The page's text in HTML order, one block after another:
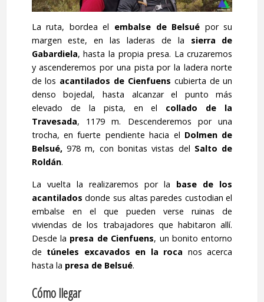
La ruta, bordea el embalse de Belsué por su
margen este, en las laderas de la sierra de
Gabardiela, hasta la propia presa. La cruzaremos
y ascenderemos por una pista por la ladera norte
de los acantilados de Cienfuens cubierta de un
denso bojedal, hasta alcanzar el punto más
elevado de la pista, en el collado de la
Travesada, 1179 m. Descenderemos por una
trocha, en fuerte pendiente hacia el Dolmen de
Belsué, 978 m, con bonitas vistas del Salto de
Roldán.
La vuelta la realizaremos por la base de los
acantilados donde sus altas paredes custodian el
embalse en el que pueden verse ruinas de
viviendas de los trabajadores que habitaron allí.
Desde la presa de Cienfuens, un bonito entorno
de túneles excavados en la roca nos acerca
hasta la presa de Belsué.
Cómo llegar